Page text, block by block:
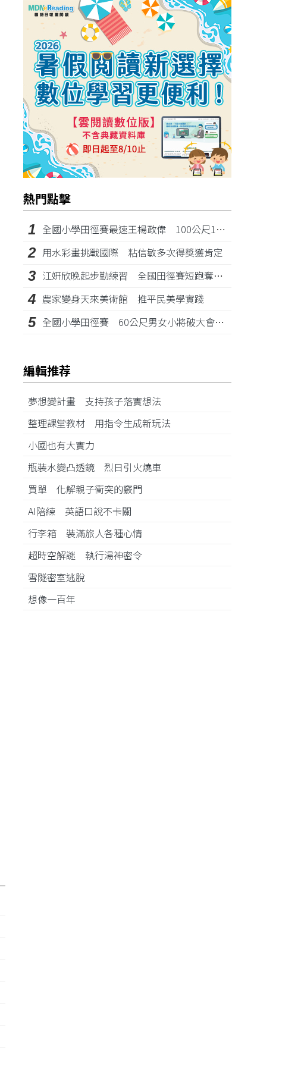
熱門點擊
1 全國小學田徑賽最速王楊政偉 100公尺11秒87奪金
2 用水彩畫挑戰國際 粘信敏多次得獎獲肯定
3 江姸欣晚起步勤練習 全國田徑賽短跑奪金摘銅
4 農家變身天來美術館 推平民美學實踐
5 全國小學田徑賽 60公尺男女小將破大會紀錄
編輯推荐
夢想變計畫 支持孩子落實想法
整理課堂教材 用指令生成新玩法
小國也有大實力
瓶裝水變凸透鏡 烈日引火燒車
買單 化解親子衝突的竅門
AI陪練 英語口說不卡關
行李箱 裝滿旅人各種心情
超時空解謎 執行湯神密令
雪隧密室逃脫
想像一百年